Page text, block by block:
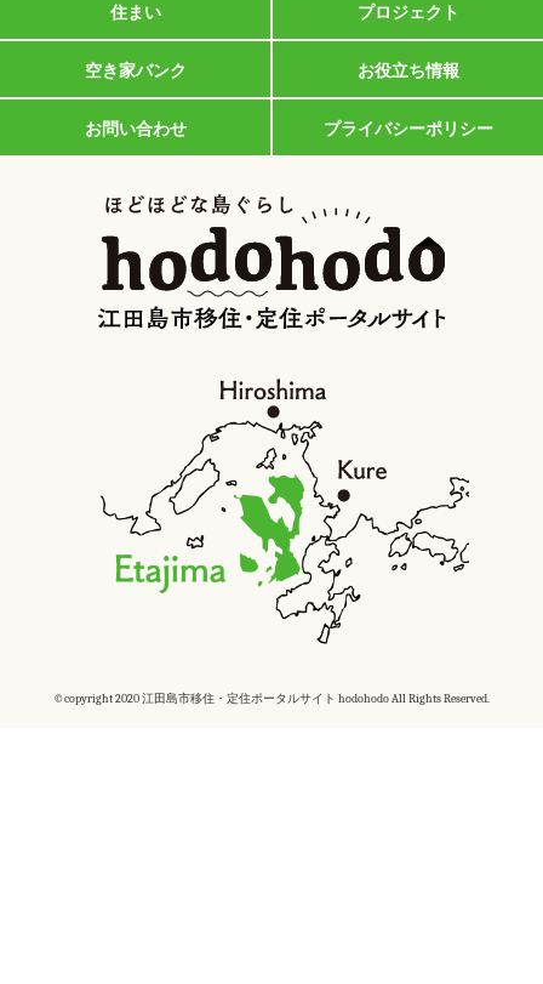
住まい プロジェクト
空き家バンク お役立ち情報
お問い合わせ プライバシーポリシー
©copyright 2020 江田島市移住・定住ポータルサイト hodohodo All Rights Reserved.